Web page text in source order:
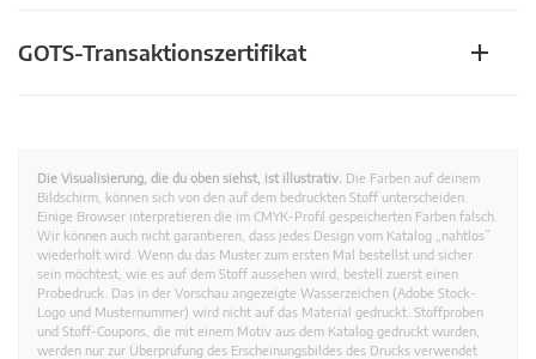
GOTS-Transaktionszertifikat
Die Visualisierung, die du oben siehst, ist illustrativ. Die Farben auf deinem
Bildschirm, können sich von den auf dem bedruckten Stoff unterscheiden.
Einige Browser interpretieren die im CMYK-Profil gespeicherten Farben falsch.
Wir können auch nicht garantieren, dass jedes Design vom Katalog „nahtlos”
wiederholt wird. Wenn du das Muster zum ersten Mal bestellst und sicher
sein möchtest, wie es auf dem Stoff aussehen wird, bestell zuerst einen
Probedruck. Das in der Vorschau angezeigte Wasserzeichen (Adobe Stock-
Logo und Musternummer) wird nicht auf das Material gedruckt. Stoffproben
und Stoff-Coupons, die mit einem Motiv aus dem Katalog gedruckt wurden,
werden nur zur Überprüfung des Erscheinungsbildes des Drucks verwendet